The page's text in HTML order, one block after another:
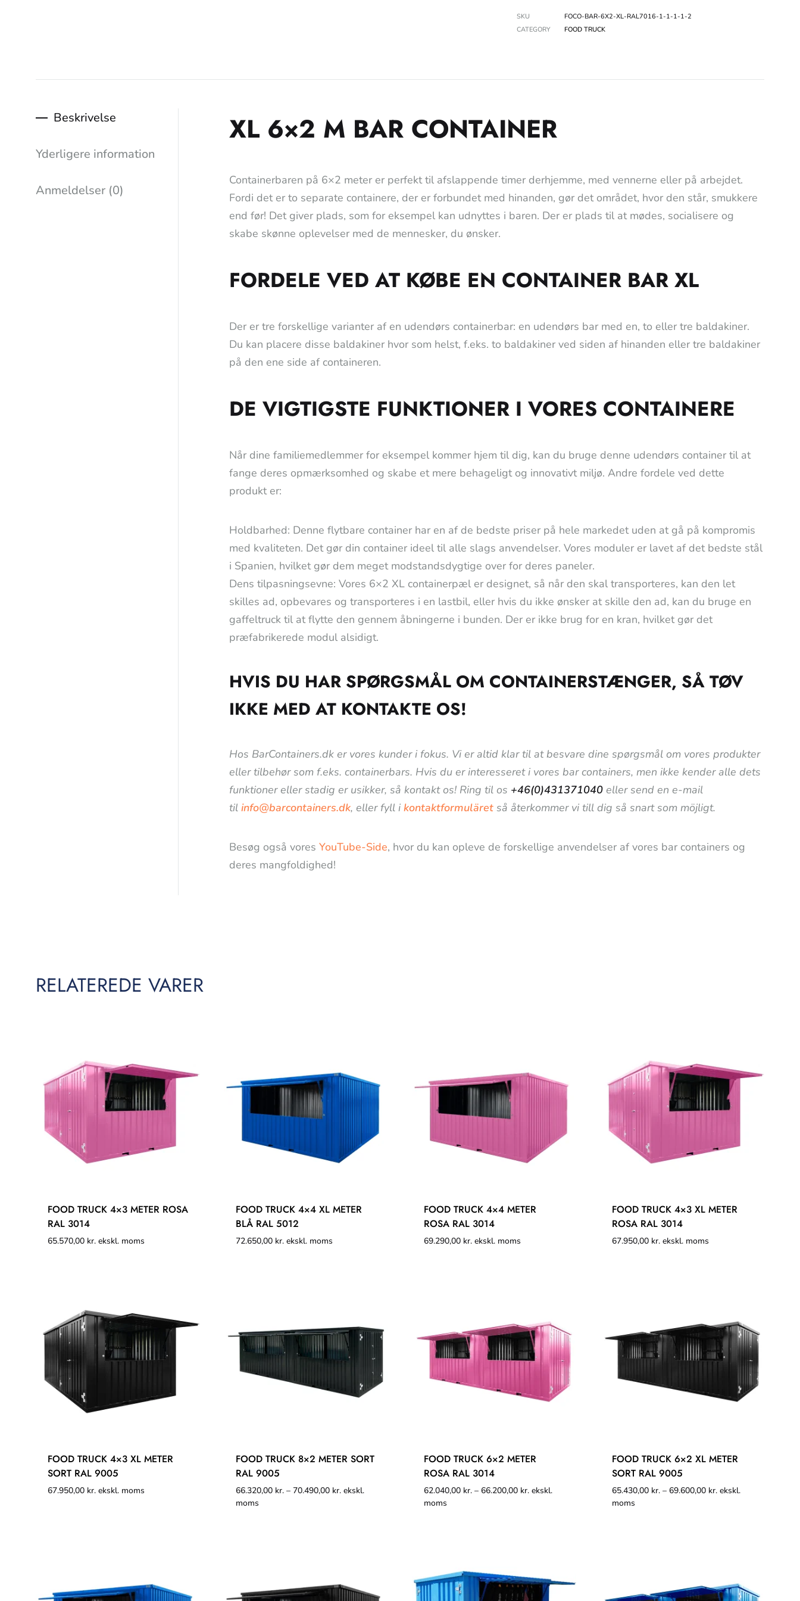
SKU
FOCO-BAR-6X2-XL-RAL7016-1-1-1-1-2
CATEGORY
FOOD TRUCK
Beskrivelse
Yderligere information
Anmeldelser (0)
XL 6×2 M BAR CONTAINER
Containerbaren på 6×2 meter er perfekt til afslappende timer derhjemme, med vennerne eller på arbejdet.
Fordi det er to separate containere, der er forbundet med hinanden, gør det området, hvor den står, smukkere
end før! Det giver plads, som for eksempel kan udnyttes i baren. Der er plads til at mødes, socialisere og
skabe skønne oplevelser med de mennesker, du ønsker.
FORDELE VED AT KØBE EN CONTAINER BAR XL
Der er tre forskellige varianter af en udendørs containerbar: en udendørs bar med en, to eller tre baldakiner.
Du kan placere disse baldakiner hvor som helst, f.eks. to baldakiner ved siden af hinanden eller tre baldakiner
på den ene side af containeren.
DE VIGTIGSTE FUNKTIONER I VORES CONTAINERE
Når dine familiemedlemmer for eksempel kommer hjem til dig, kan du bruge denne udendørs container til at
fange deres opmærksomhed og skabe et mere behageligt og innovativt miljø. Andre fordele ved dette
produkt er:
Holdbarhed: Denne flytbare container har en af de bedste priser på hele markedet uden at gå på kompromis
med kvaliteten. Det gør din container ideel til alle slags anvendelser. Vores moduler er lavet af det bedste stål
i Spanien, hvilket gør dem meget modstandsdygtige over for deres paneler.
Dens tilpasningsevne: Vores 6×2 XL containerpæl er designet, så når den skal transporteres, kan den let
skilles ad, opbevares og transporteres i en lastbil, eller hvis du ikke ønsker at skille den ad, kan du bruge en
gaffeltruck til at flytte den gennem åbningerne i bunden. Der er ikke brug for en kran, hvilket gør det
præfabrikerede modul alsidigt.
HVIS DU HAR SPØRGSMÅL OM CONTAINERSTÆNGER, SÅ TØV
IKKE MED AT KONTAKTE OS!
Hos BarContainers.dk er vores kunder i fokus. Vi er altid klar til at besvare dine spørgsmål om vores produkter
eller tilbehør som f.eks. containerbars. Hvis du er interesseret i vores bar containers, men ikke kender alle dets
funktioner eller stadig er usikker, så kontakt os! Ring til os +46(0)431371040 eller send en e-mail
til info@barcontainers.dk, eller fyll i kontaktformuläret så återkommer vi till dig så snart som möjligt.
Besøg også vores YouTube-Side, hvor du kan opleve de forskellige anvendelser af vores bar containers og
deres mangfoldighed!
RELATEREDE VARER
FOOD TRUCK 4×3 METER ROSA
RAL 3014
65.570,00 kr. ekskl. moms
FOOD TRUCK 4×4 XL METER
BLÅ RAL 5012
72.650,00 kr. ekskl. moms
FOOD TRUCK 4×4 METER
ROSA RAL 3014
69.290,00 kr. ekskl. moms
FOOD TRUCK 4×3 XL METER
ROSA RAL 3014
67.950,00 kr. ekskl. moms
FOOD TRUCK 4×3 XL METER
SORT RAL 9005
67.950,00 kr. ekskl. moms
FOOD TRUCK 8×2 METER SORT
RAL 9005
66.320,00 kr. – 70.490,00 kr. ekskl.
moms
FOOD TRUCK 6×2 METER
ROSA RAL 3014
62.040,00 kr. – 66.200,00 kr. ekskl.
moms
FOOD TRUCK 6×2 XL METER
SORT RAL 9005
65.430,00 kr. – 69.600,00 kr. ekskl.
moms